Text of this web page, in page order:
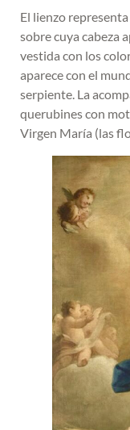
El lienzo
sobre cuya cabeza
vestida con los
aparece con el
serpiente. La
querubines con
Virgen María (las